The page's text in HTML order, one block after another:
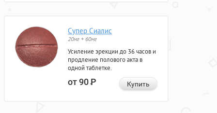
Супер Сиалис
20мг + 60мг
Усиление эрекции до 36 часов и
продление полового акта в
одной таблетке.
от 90Р Купить